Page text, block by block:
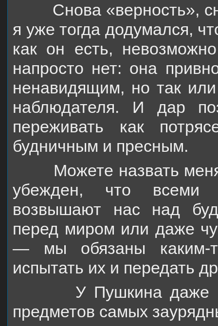
Снова «верность»,
я уже тогда додумался,
как он есть,
напросто нет: она
ненавидящим, но так
наблюдателя. И дар
переживать как
будничным и пресным.
Можете назвать
убежден, что
возвышают нас над
перед миром или даже
— мы обязаны каким-
испытать их и передать
У Пушкина даже
предметов самых